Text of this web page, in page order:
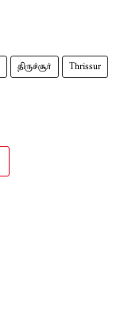
திருச்சூர் Thrissur